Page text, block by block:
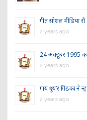
गीत सोशल मीडिया
2 years ago
24 अक्टूबर 1995 का
2 years ago
गाय दूय’र गिंडकां ने
2 years ago